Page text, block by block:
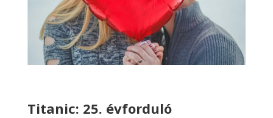
Titanic: 25. évforduló